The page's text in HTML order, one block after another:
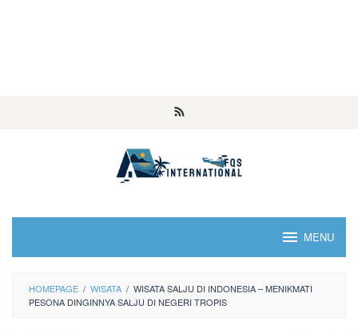
MENU
HOMEPAGE / WISATA / WISATA SALJU DI INDONESIA – MENIKMATI
PESONA DINGINNYA SALJU DI NEGERI TROPIS